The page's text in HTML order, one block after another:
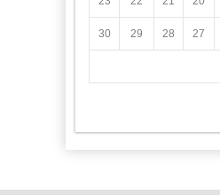
27
28
29
30